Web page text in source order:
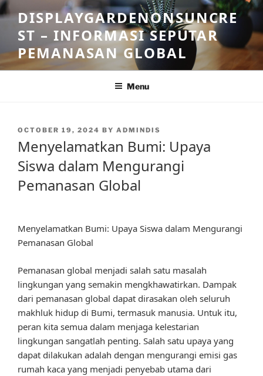
Skip
to
content
DISPLAYGARDENONSUNCRE
ST – INFORMASI SEPUTAR
PEMANASAN GLOBAL
Menu
POSTED
OCTOBER 19, 2024 BY ADMINDIS
Menyelamatkan Bumi: Upaya
Siswa dalam Mengurangi
Pemanasan Global
Menyelamatkan Bumi: Upaya Siswa dalam Mengurangi
Pemanasan Global
Pemanasan global menjadi salah satu masalah
lingkungan yang semakin mengkhawatirkan. Dampak
dari pemanasan global dapat dirasakan oleh seluruh
makhluk hidup di Bumi, termasuk manusia. Untuk itu,
peran kita semua dalam menjaga kelestarian
lingkungan sangatlah penting. Salah satu upaya yang
dapat dilakukan adalah dengan mengurangi emisi gas
rumah kaca yang menjadi penyebab utama dari